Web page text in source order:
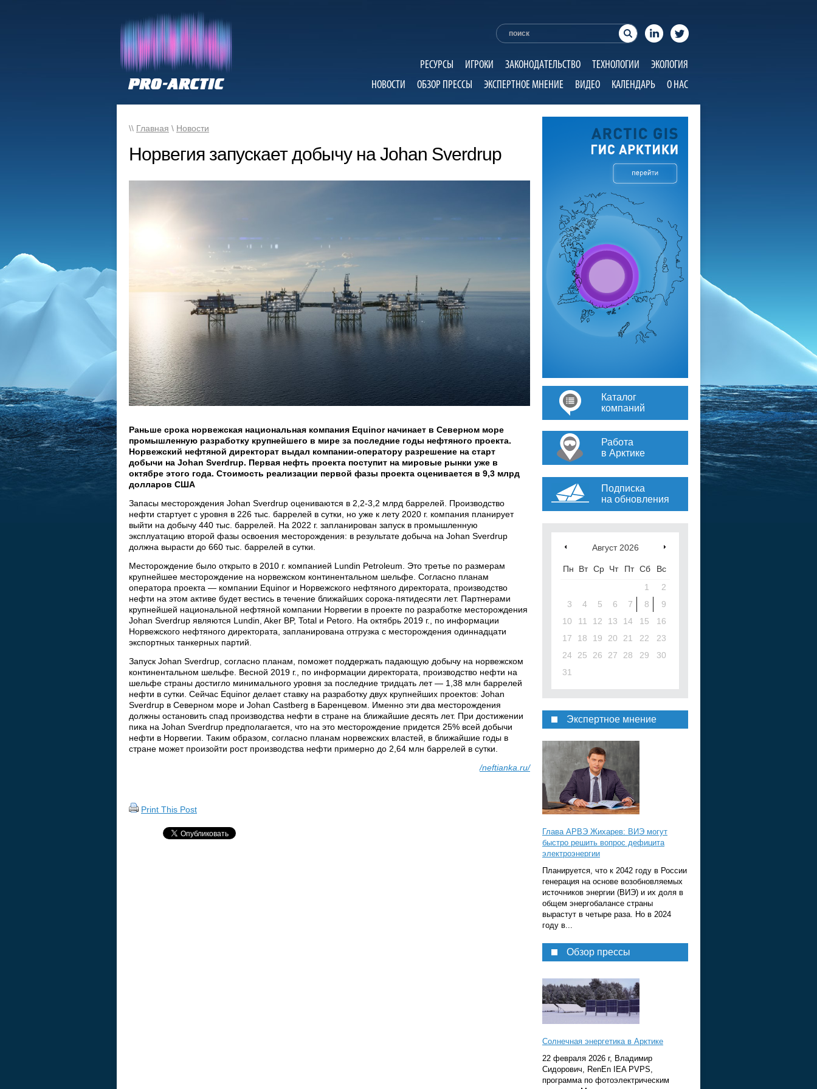
РЕСУРСЫ ИГРОКИ ЗАКОНОДАТЕЛЬСТВО ТЕХНОЛОГИИ
ЭКОЛОГИЯ
НОВОСТИ
ОБЗОР ПРЕССЫ ЭКСПЕРТНОЕ МНЕНИЕ ВИДЕО КАЛЕНДАРЬ О НАС
\\ Главная \ Новости
Норвегия запускает добычу на Johan Sverdrup
Раньше срока норвежская национальная компания Equinor начинает в Северном море
промышленную разработку крупнейшего в мире за последние годы нефтяного проекта.
Норвежский нефтяной директорат выдал компании-оператору разрешение на старт
добычи на Johan Sverdrup. Первая нефть проекта поступит на мировые рынки уже в
октябре этого года. Стоимость реализации первой фазы проекта оценивается в 9,3 млрд
долларов США
Запасы месторождения Johan Sverdrup оцениваются в 2,2-3,2 млрд баррелей. Производство
нефти стартует с уровня в 226 тыс. баррелей в сутки, но уже к лету 2020 г. компания планирует
выйти на добычу 440 тыс. баррелей. На 2022 г. запланирован запуск в промышленную
эксплуатацию второй фазы освоения месторождения: в результате добыча на Johan Sverdrup
должна вырасти до 660 тыс. баррелей в сутки.
Месторождение было открыто в 2010 г. компанией Lundin Petroleum. Это третье по размерам
крупнейшее месторождение на норвежском континентальном шельфе. Согласно планам
оператора проекта — компании Equinor и Норвежского нефтяного директората, производство
нефти на этом активе будет вестись в течение ближайших сорока-пятидесяти лет. Партнерами
крупнейшей национальной нефтяной компании Норвегии в проекте по разработке месторождения
Johan Sverdrup являются Lundin, Aker BP, Total и Petoro. На октябрь 2019 г., по информации
Норвежского нефтяного директората, запланирована отгрузка с месторождения одиннадцати
экспортных танкерных партий.
Запуск Johan Sverdrup, согласно планам, поможет поддержать падающую добычу на норвежском
континентальном шельфе. Весной 2019 г., по информации директората, производство нефти на
шельфе страны достигло минимального уровня за последние тридцать лет — 1,38 млн баррелей
нефти в сутки. Сейчас Equinor делает ставку на разработку двух крупнейших проектов: Johan
Sverdrup в Северном море и Johan Castberg в Баренцевом. Именно эти два месторождения
должны остановить спад производства нефти в стране на ближайшие десять лет. При достижении
пика на Johan Sverdrup предполагается, что на это месторождение придется 25% всей добычи
нефти в Норвегии. Таким образом, согласно планам норвежских властей, в ближайшие годы в
стране может произойти рост производства нефти примерно до 2,64 млн баррелей в сутки.
/neftianka.ru/
Print This Post
Каталог
компаний
Работа
в Арктике
Подписка
на обновления
Август 2026
Пн Вт Ср Чт Пт Сб
Вс
1
2
3
4 5 6 7 8
9
10
11 12 13 14 15
16
17
18 19 20 21 22
23
24
25 26 27 28 29
30
31
Экспертное мнение
Глава АРВЭ Жихарев: ВИЭ могут
быстро решить вопрос дефицита
электроэнергии
Планируется, что к 2042 году в России
генерация на основе возобновляемых
источников энергии (ВИЭ) и их доля в
общем энергобалансе страны
вырастут в четыре раза. Но в 2024
году в...
Обзор прессы
Солнечная энергетика в Арктике
22 февраля 2026 г, Владимир
Сидорович, RenEn IEA PVPS,
программа по фотоэлектрическим